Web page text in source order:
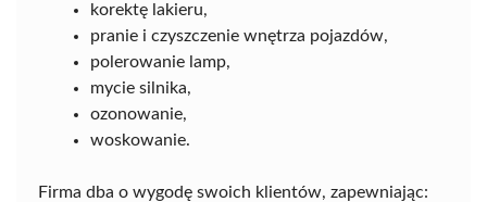
korektę lakieru,
pranie i czyszczenie wnętrza pojazdów,
polerowanie lamp,
mycie silnika,
ozonowanie,
woskowanie.
Firma dba o wygodę swoich klientów, zapewniając: